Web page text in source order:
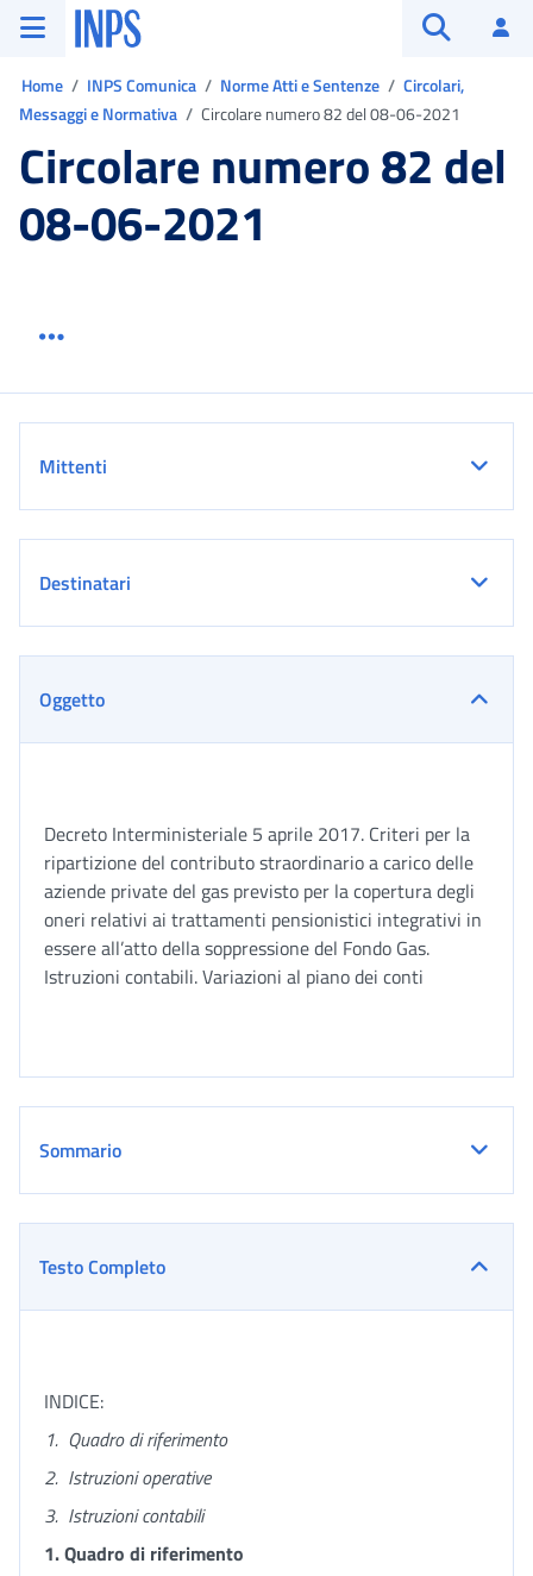
Vai al menu principale
Vai al contenuto principale
Vai al pie' di pagina
INPS ()
Home INPS Comunica Norme Atti e Sentenze
Circolari,
Messaggi e Normativa
Circolare numero 82 del 08-06-2021
Circolare numero 82 del
08-06-2021
Mittenti
Destinatari
Oggetto
Decreto Interministeriale 5 aprile 2017. Criteri per la
ripartizione del contributo straordinario a carico delle
aziende private del gas previsto per la copertura degli
oneri relativi ai trattamenti pensionistici integrativi in
essere all’atto della soppressione del Fondo Gas.
Istruzioni contabili. Variazioni al piano dei conti
Sommario
Testo Completo
INDICE:
1. Quadro di riferimento
2. Istruzioni operative
3. Istruzioni contabili
1.Quadro di riferimento